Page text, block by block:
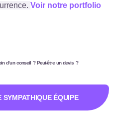
Voir notre portfolio
d’un conseil ? Peut-être un devis ?
ÉQUIPE